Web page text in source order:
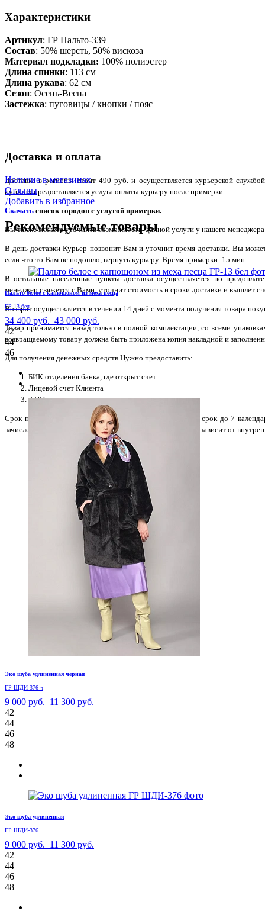
Характеристики
Артикул: ГР Пальто-339
Состав: 50% шерсть, 50% вискоза
Материал подкладки: 100% полиэстер
Длина спинки: 113 см
Длина рукава: 62 см
Сезон: Осень-Весна
Застежка: пуговицы / кнопки / пояс
Доставка и оплата
Доставка в регионы стоит 490 руб. и осуществляется курьерской
пунктах предоставляется услуга оплаты курьеру после примерки.
Скачать список городов с услугой примерки.
Вы также можете уточнить возможность данной услуги у нашего
В день доставки Курьер позвонит Вам и уточнит время доставки. Вы
если что-то Вам не подошло, вернуть курьеру. Время примерки -15 мин.
В остальные населенные пункты доставка осуществляется по
менеджер свяжется с Вами, уточнит стоимость и сроки доставки и вышлет
Возврат осуществляется в течении 14 дней с момента получения товара
Товар принимается назад только в полной комплектации, со всеми
возвращаемому товару должна быть приложена копия накладной и
Для получения денежных средств Нужно предоставить:
БИК отделения банка, где открыт счет
Лицевой счет Клиента
ФИО владельца счета
Срок перечисления денежных средств осуществляется в срок до 7
зачисления денежных средств на расчетный счет Клиента зависит от
Наличие в магазинах
Отзывы
Добавить в избранное
Рекомендуемые товары
Пальто белое с капюшоном из меха песца
ГР-13 бел
34 400 руб. 43 000 руб.
42
44
46
Эко шуба удлиненная черная
ГР ШДИ-376 ч
9 000 руб. 11 300 руб.
42
44
46
48
Эко шуба удлиненная
ГР ШДИ-376
9 000 руб. 11 300 руб.
42
44
46
48